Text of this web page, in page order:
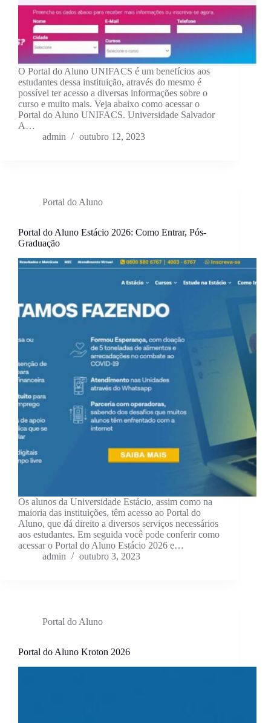
O Portal do Aluno UNIFACS é um benefícios aos
estudantes dessa instituição, através do mesmo é
possível ter acesso a diversas informações sobre o
curso e muito mais. Veja abaixo como acessar o
Portal do Aluno UNIFACS. Universidade Salvador
A…
admin
outubro 12, 2023
Portal do Aluno
Portal do Aluno Estácio 2026: Como Entrar, Pós-
Graduação
Os alunos da Universidade Estácio, assim como na
maioria das instituições, têm acesso ao Portal do
Aluno, que dá direito a diversos serviços necessários
aos estudantes. Em seguida você pode conferir como
acessar o Portal do Aluno Estácio 2026 e…
admin
outubro 3, 2023
Portal do Aluno
Portal do Aluno Kroton 2026